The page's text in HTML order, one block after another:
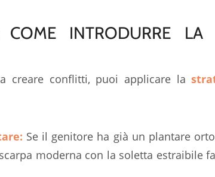
COME INTRODURRE LA
creare conflitti, puoi applicare la
Se il genitore ha già un plantare
moderna con la soletta estraibile